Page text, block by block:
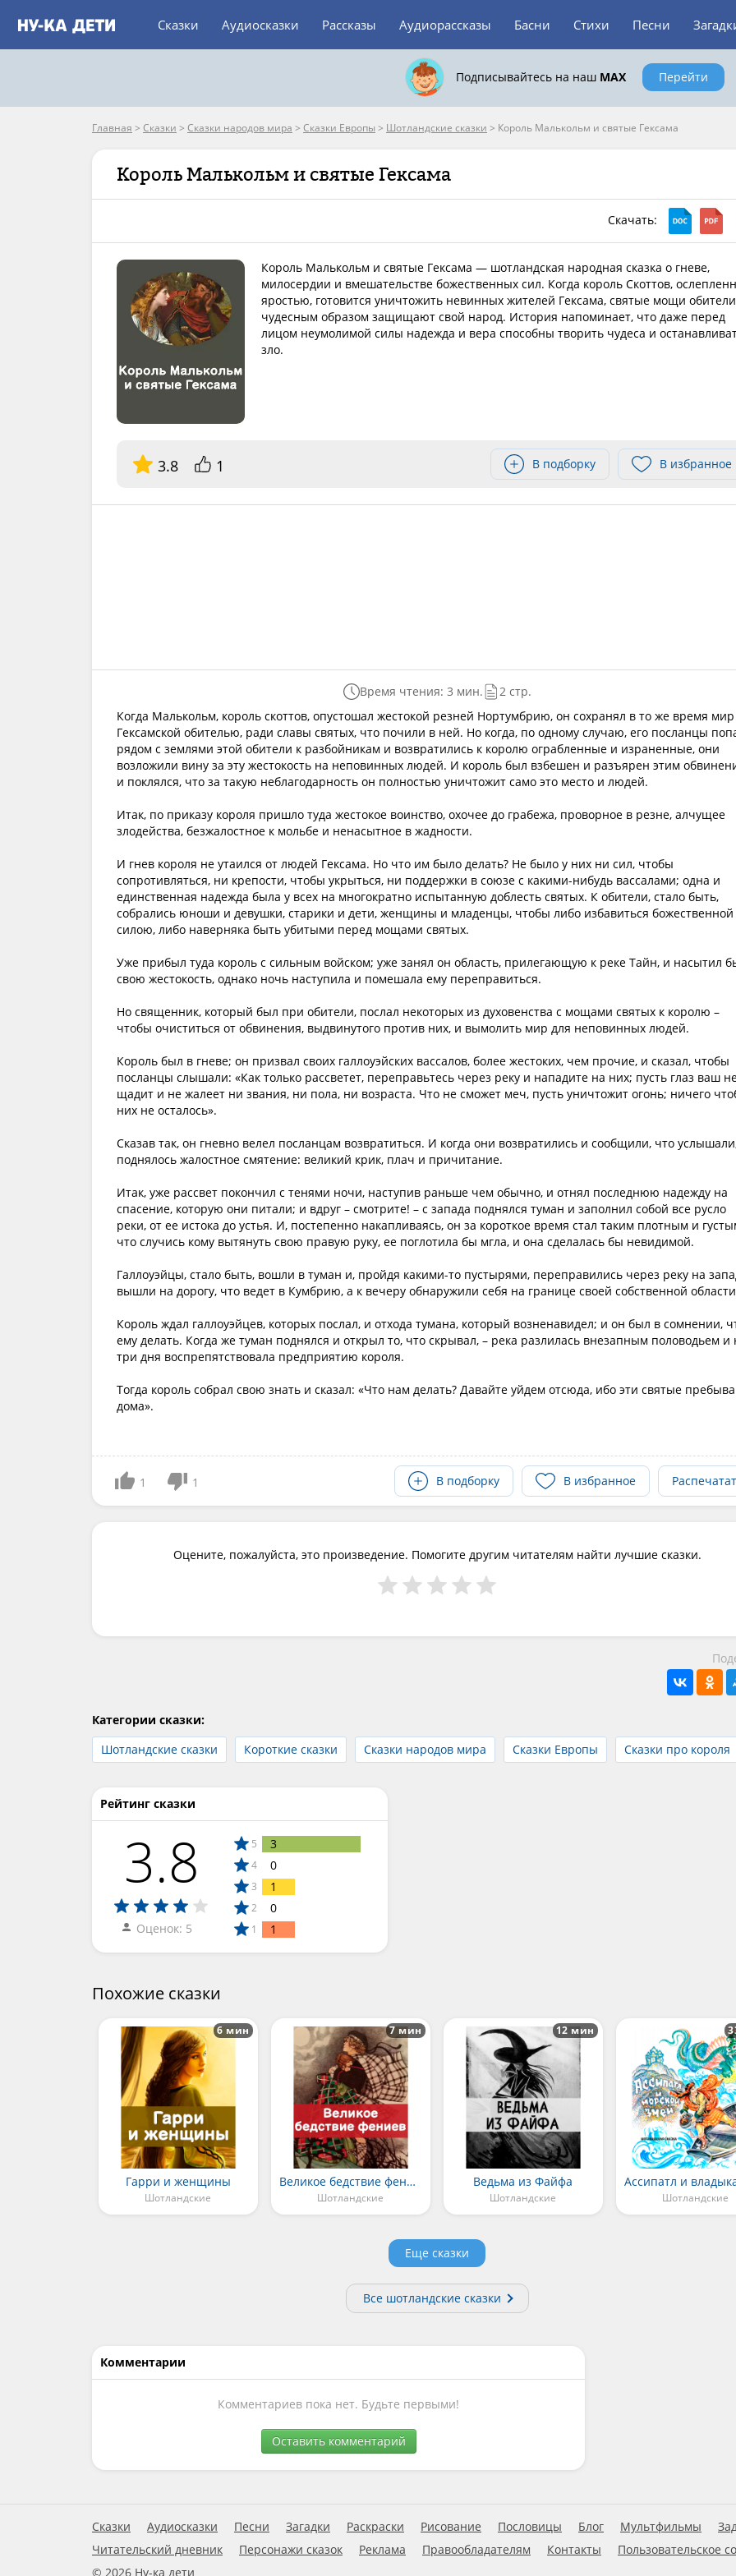
Сказки Аудиосказки Рассказы Аудиорассказы Басни Стихи Песни
Подписывайтесь на наш MAX Перейти
Главная > Сказки > Сказки народов мира > Сказки Европы > Шотландские сказки > Король Малькольм и святые Гексама
Король Малькольм и святые Гексама
Скачать:
Король Малькольм и святые Гексама — шотландская народная сказка о гневе,
милосердии и вмешательстве божественных сил. Когда король Скоттов,
яростью, готовится уничтожить невинных жителей Гексама, святые мощи обители
чудесным образом защищают свой народ. История напоминает, что даже перед
лицом неумолимой силы надежда и вера способны творить чудеса и
зло.
3.8 1 В подборку В избранное
Время чтения: 3 мин.
2 стр.
Когда Малькольм, король скоттов, опустошал жестокой резней Нортумбрию, он сохранял в то же время мир
Гексамской обителью, ради славы святых, что почили в ней. Но когда, по одному случаю, его посланцы
рядом с землями этой обители к разбойникам и возвратились к королю ограбленные и израненные, они
возложили вину за эту жестокость на неповинных людей. И король был взбешен и разъярен этим
и поклялся, что за такую неблагодарность он полностью уничтожит само это место и людей.
Итак, по приказу короля пришло туда жестокое воинство, охочее до грабежа, проворное в резне, алчущее
злодейства, безжалостное к мольбе и ненасытное в жадности.
И гнев короля не утаился от людей Гексама. Но что им было делать? Не было у них ни сил, чтобы
сопротивляться, ни крепости, чтобы укрыться, ни поддержки в союзе с какими-нибудь вассалами; одна и
единственная надежда была у всех на многократно испытанную доблесть святых. К обители, стало быть,
собрались юноши и девушки, старики и дети, женщины и младенцы, чтобы либо избавиться божественной
силою, либо наверняка быть убитыми перед мощами святых.
Уже прибыл туда король с сильным войском; уже занял он область, прилегающую к реке Тайн, и насытил
свою жестокость, однако ночь наступила и помешала ему переправиться.
Но священник, который был при обители, послал некоторых из духовенства с мощами святых к королю –
чтобы очиститься от обвинения, выдвинутого против них, и вымолить мир для неповинных людей.
Король был в гневе; он призвал своих галлоуэйских вассалов, более жестоких, чем прочие, и сказал, чтобы
посланцы слышали: «Как только рассветет, переправьтесь через реку и нападите на них; пусть глаз ваш
щадит и не жалеет ни звания, ни пола, ни возраста. Что не сможет меч, пусть уничтожит огонь; ничего
них не осталось».
Сказав так, он гневно велел посланцам возвратиться. И когда они возвратились и сообщили, что
поднялось жалостное смятение: великий крик, плач и причитание.
Итак, уже рассвет покончил с тенями ночи, наступив раньше чем обычно, и отнял последнюю надежду на
спасение, которую они питали; и вдруг – смотрите! – с запада поднялся туман и заполнил собой все русло
реки, от ее истока до устья. И, постепенно накапливаясь, он за короткое время стал таким плотным и
что случись кому вытянуть свою правую руку, ее поглотила бы мгла, и она сделалась бы невидимой.
Галлоуэйцы, стало быть, вошли в туман и, пройдя какими-то пустырями, переправились через реку на
вышли на дорогу, что ведет в Кумбрию, а к вечеру обнаружили себя на границе своей собственной
Король ждал галлоуэйцев, которых послал, и отхода тумана, который возненавидел; и он был в сомнении,
ему делать. Когда же туман поднялся и открыл то, что скрывал, – река разлилась внезапным половодьем и
три дня воспрепятствовала предприятию короля.
Тогда король собрал свою знать и сказал: «Что нам делать? Давайте уйдем отсюда, ибо эти святые
дома».
1 1 В подборку В избранное
Оцените, пожалуйста, это произведение. Помогите другим читателям найти лучшие сказки.
Категории сказки:
Шотландские сказки
Короткие сказки Сказки народов мира Сказки Европы Сказки про короля
Рейтинг сказки
3.8
Оценок: 5
5 3
4 0
3 1
2 0
1 1
Похожие сказки
Гарри и женщины
Шотландские
6 мин
Великое бедствие фениев
Шотландские
7 мин
Ведьма из Файфа
Шотландские
12 мин
Шотландские
Еще сказки
Все шотландские сказки
Комментарии
Комментариев пока нет. Будьте первыми!
Оставить комментарий
Сказки Аудиосказки Песни Загадки Раскраски Рисование Пословицы Блог Мультфильмы
Читательский дневник
Персонажи сказок Реклама Правообладателям Контакты
Пользовательское
© 2026 Ну-ка дети